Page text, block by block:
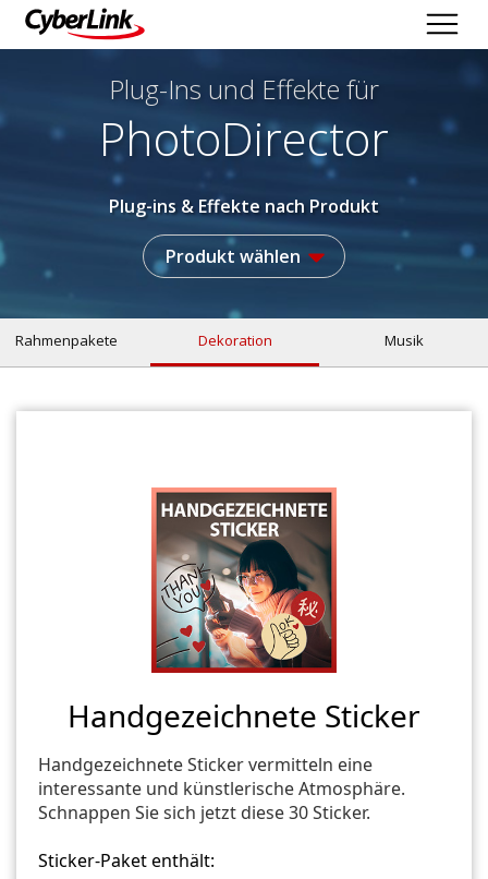
Plug-Ins und Effekte für
PhotoDirector
Plug-ins & Effekte nach Produkt
Produkt wählen
Rahmenpakete Dekoration Musik
Handgezeichnete Sticker
Handgezeichnete Sticker vermitteln eine
interessante und künstlerische Atmosphäre.
Schnappen Sie sich jetzt diese 30 Sticker.
Sticker-Paket enthält: